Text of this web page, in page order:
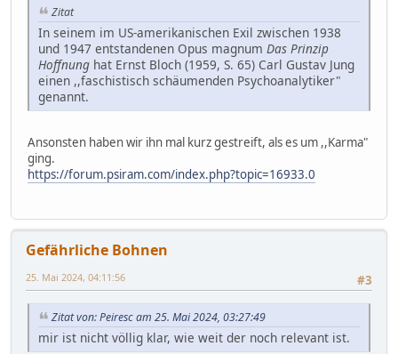
Zitat
In seinem im US-amerikanischen Exil zwischen 1938
und 1947 entstandenen Opus magnum Das Prinzip
Hoffnung hat Ernst Bloch (1959, S. 65) Carl Gustav Jung
einen ,,faschistisch schäumenden Psychoanalytiker"
genannt.
Ansonsten haben wir ihn mal kurz gestreift, als es um ,,Karma"
ging.
https://forum.psiram.com/index.php?topic=16933.0
Gefährliche Bohnen
#3
25. Mai 2024, 04:11:56
Zitat von: Peiresc am 25. Mai 2024, 03:27:49
mir ist nicht völlig klar, wie weit der noch relevant ist.